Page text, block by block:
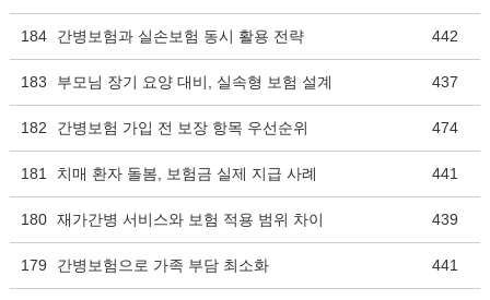
184 간병보험과 실손보험 동시 활용 전략 442
183 부모님 장기 요양 대비, 실속형 보험 설계 437
182 간병보험 가입 전 보장 항목 우선순위 474
181 치매 환자 돌봄, 보험금 실제 지급 사례 441
180 재가간병 서비스와 보험 적용 범위 차이 439
179 간병보험으로 가족 부담 최소화 441